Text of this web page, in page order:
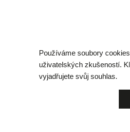
Používáme soubory
uživatelských zkušeností.
vyjadřujete svůj souhlas.